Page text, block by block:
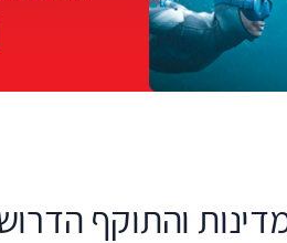
והתוקף
מהיר, עשו לי ביטוח במחיר
ואמינים.